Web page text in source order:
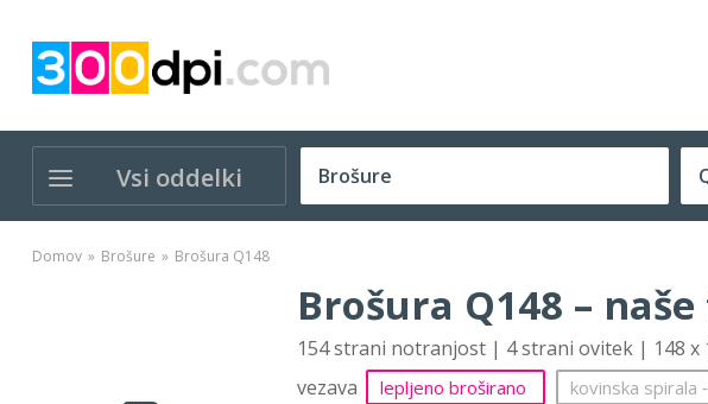
Vsi oddelki
Domov Brošure Brošura Q148
Brošura Q148 –
154 strani notranjost | 4 strani ovitek | 148 x
vezava
lepljeno broširano kovinska spirala ‐